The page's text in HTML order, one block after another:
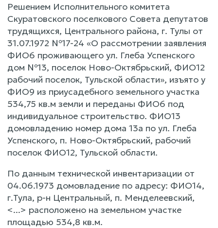
Решением Исполнительного комитета
Скуратовского поселкового Совета депутатов
трудящихся, Центрального района, г. Тулы от
31.07.1972 №17-24 «O рассмотрении заявления
ФИО6 проживающего ул. Глеба Успенского
дом №13, поселок Ново-Октябрьский, ФИО12
рабочий поселок, Тульской области», изъято у
ФИО9 из приусадебного земельного участка
534,75 кв.м земли и переданы ФИО6 под
индивидуальное строительство. ФИО13
домовладению номер дома 13а по ул. Глеба
Успенского, п. Ново-Октябрьский, рабочий
поселок ФИО12, Тульской области.
По данным технической инвентаризации от
04.06.1973 домовладение по адресу: ФИО14,
г.Тула, р-н Центральный, п. Менделеевский,
<...> расположено на земельном участке
площадью 534,8 кв.м.